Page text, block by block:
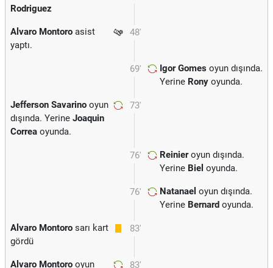
Rodriguez
48'
Alvaro Montoro asist
yaptı.
69' Igor Gomes oyun dışında.
Yerine Rony oyunda.
73'
Jefferson Savarino oyun
dışında. Yerine Joaquin
Correa oyunda.
76' Reinieroyun dışında.
Yerine Biel oyunda.
76' Natanael oyun dışında.
Yerine Bernard oyunda.
83'
Alvaro Montoro sarı kart
gördü
83'
Alvaro Montoro oyun